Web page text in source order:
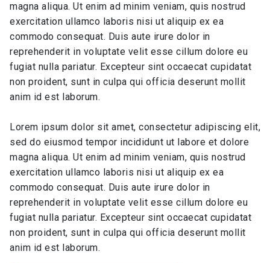
magna aliqua. Ut enim ad minim veniam, quis nostrud
exercitation ullamco laboris nisi ut aliquip ex ea
commodo consequat. Duis aute irure dolor in
reprehenderit in voluptate velit esse cillum dolore eu
fugiat nulla pariatur. Excepteur sint occaecat cupidatat
non proident, sunt in culpa qui officia deserunt mollit
anim id est laborum.
Lorem ipsum dolor sit amet, consectetur adipiscing elit,
sed do eiusmod tempor incididunt ut labore et dolore
magna aliqua. Ut enim ad minim veniam, quis nostrud
exercitation ullamco laboris nisi ut aliquip ex ea
commodo consequat. Duis aute irure dolor in
reprehenderit in voluptate velit esse cillum dolore eu
fugiat nulla pariatur. Excepteur sint occaecat cupidatat
non proident, sunt in culpa qui officia deserunt mollit
anim id est laborum.